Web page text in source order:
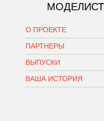
О ПРОЕКТЕ
ПАРТНЕРЫ
ВЫПУСКИ
ВАША ИСТОРИЯ